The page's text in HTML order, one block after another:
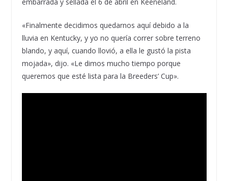
embarrada y sellada el 6 de abril en Keeneland.
«Finalmente decidimos quedarnos aquí debido a la
lluvia en Kentucky, y yo no quería correr sobre terreno
blando, y aquí, cuando llovió, a ella le gustó la pista
mojada», dijo. «Le dimos mucho tiempo porque
queremos que esté lista para la Breeders’ Cup».